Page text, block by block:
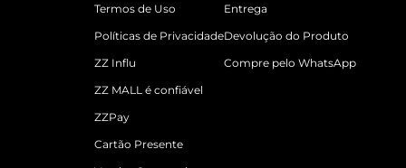
Termos de Uso
Políticas de Privacidade
ZZ Influ
ZZ MALL é confiável
ZZPay
Cartão Presente
Entrega
Devolução do Produto
Compre pelo WhatsApp